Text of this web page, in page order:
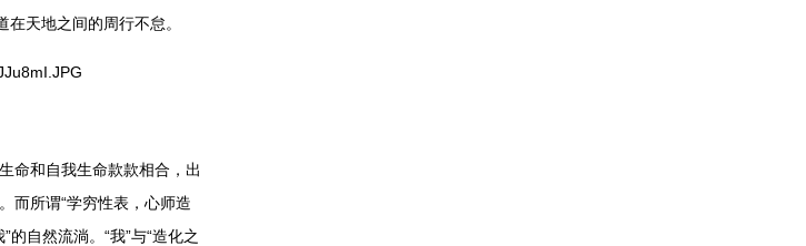
天地之间的周行不怠。
命和自我生命款款相合，出
而所谓“学穷性表，心师造
的自然流淌。“我”与“造化之